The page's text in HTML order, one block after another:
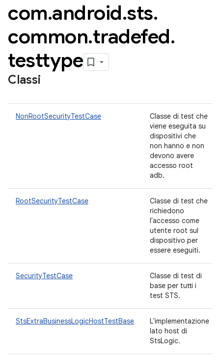
com.android.sts.
common.tradefed.
testtype
Classi
NonRootSecurityTestCase
Classe di test che
viene eseguita su
dispositivi che
non hanno e non
devono avere
accesso root
adb.
RootSecurityTestCase
Classe di test che
richiedono
l'accesso come
utente root sul
dispositivo per
essere eseguiti.
SecurityTestCase
Classe di test di
base per tutti i
test STS.
StsExtraBusinessLogicHostTestBase
L'implementazione
lato host di
StsLogic.